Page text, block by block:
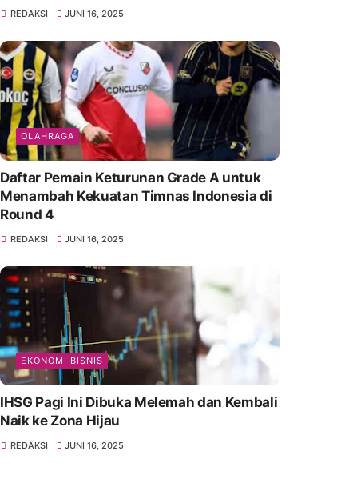
REDAKSI JUNI 16, 2025
OLAHRAGA
Daftar Pemain Keturunan Grade A untuk
Menambah Kekuatan Timnas Indonesia di
Round 4
REDAKSI JUNI 16, 2025
EKONOMI BISNIS
IHSG Pagi Ini Dibuka Melemah dan Kembali
Naik ke Zona Hijau
REDAKSI JUNI 16, 2025